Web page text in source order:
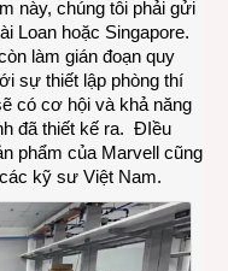
này, chúng tôi phải gửi
Loan hoặc Singapore.
làm gián đoạn quy
sự thiết lập phòng thí
có cơ hội và khả năng
đã thiết kế ra. ĐIều
phẩm của Marvell cũng
kỹ sư Việt Nam.